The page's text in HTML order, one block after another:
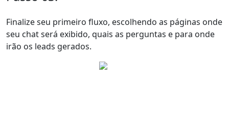
Finalize seu primeiro fluxo, escolhendo as páginas onde
seu chat será exibido, quais as perguntas e para onde
irão os leads gerados.